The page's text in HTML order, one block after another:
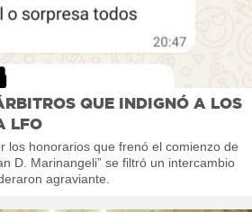
QUE INDIGNÓ A LOS
LFO
los honorarios que frenó el comienzo de
D. Marinangeli” se filtró un intercambio
agraviante.